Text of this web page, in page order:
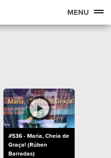
MENU
#536 - Maria, Cheia de
Graça! (Rúben
Barradas)